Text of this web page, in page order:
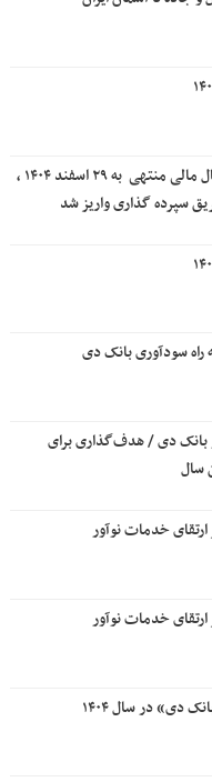
سود سهامداران برای عملکرد سال مالی منتهی ‌ به ۲۹ اسفند ۱۴۰۴ ،
سپرده گذاری واریز شد
راه سودآوری بانک دی
بانک دی / هدف‌گذاری برای
سال
ارتقای خدمات نوآور
ارتقای خدمات نوآور